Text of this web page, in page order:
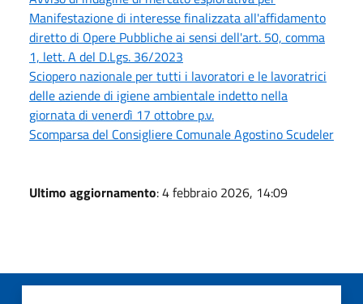
Manifestazione di interesse finalizzata all'affidamento
diretto di Opere Pubbliche ai sensi dell'art. 50, comma
1, lett. A del D.Lgs. 36/2023
Sciopero nazionale per tutti i lavoratori e le lavoratrici
delle aziende di igiene ambientale indetto nella
giornata di venerdì 17 ottobre p.v.
Scomparsa del Consigliere Comunale Agostino Scudeler
Ultimo aggiornamento: 4 febbraio 2026, 14:09